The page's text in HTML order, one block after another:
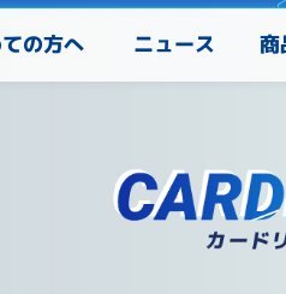
の方へ ニュース 商